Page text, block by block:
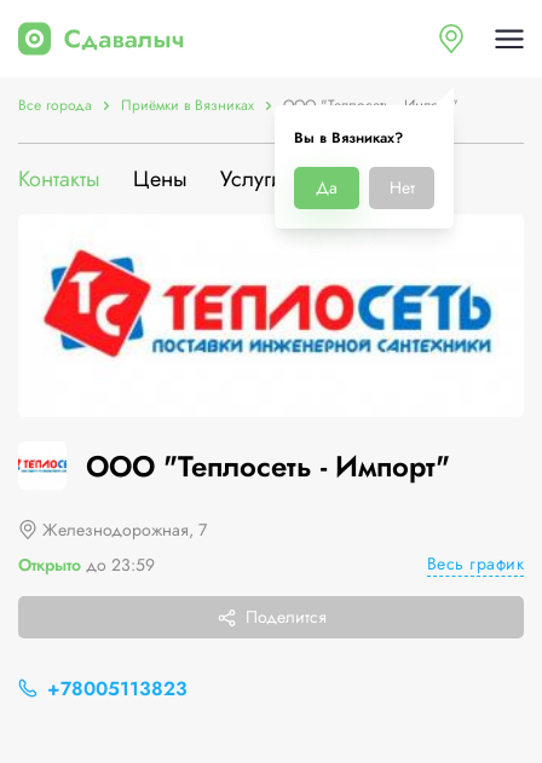
Вы в Вязниках?
Да Нет
Все города Приёмки в Вязниках ООО "Теплосеть - Импорт"
Контакты Цены Услуги О компании
ООО "Теплосеть - Импорт"
Железнодорожная, 7
Открыто до 23:59 Весь график
Поделится
+78005113823